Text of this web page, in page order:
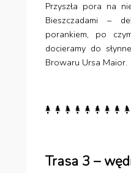
Przyszła pora na
Bieszczadami –
porankiem, po
docieramy do
Browaru Ursa Maior.
Trasa 3 –